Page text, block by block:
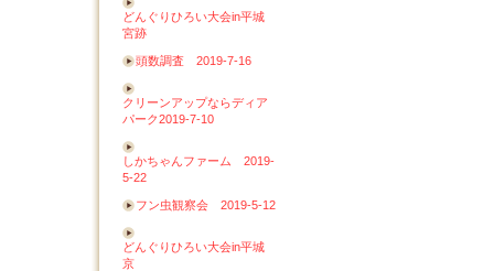
どんぐりひろい大会in平城
宮跡
頭数調査 2019-7-16
クリーンアップならディア
パーク2019-7-10
しかちゃんファーム 2019-
5-22
フン虫観察会 2019-5-12
どんぐりひろい大会in平城
京